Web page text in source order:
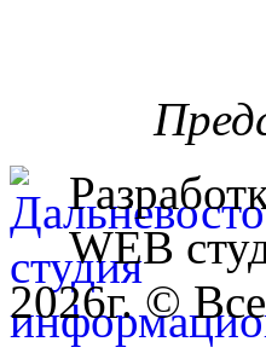
WEB
2026г. ©